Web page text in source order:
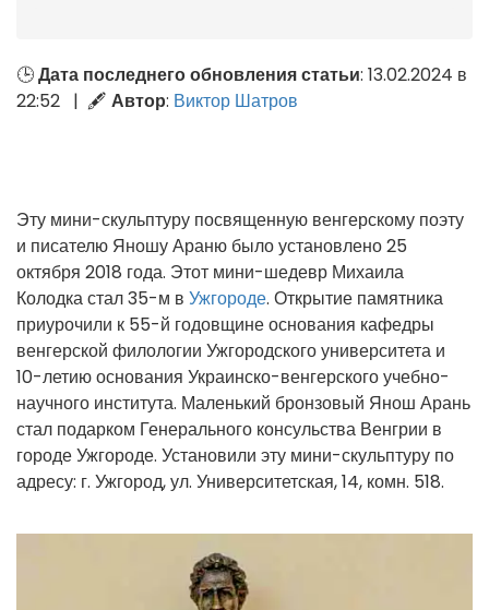
🕒Дата последнего обновления статьи: 13.02.2024 в
22:52 | 🖋 Автор: Виктор Шатров
Эту мини-скульптуру посвященную венгерскому поэту
и писателю Яношу Араню было установлено 25
октября 2018 года. Этот мини-шедевр Михаила
Колодка стал 35-м в Ужгороде. Открытие памятника
приурочили к 55-й годовщине основания кафедры
венгерской филологии Ужгородского университета и
10-летию основания Украинско-венгерского учебно-
научного института. Маленький бронзовый Янош Арань
стал подарком Генерального консульства Венгрии в
городе Ужгороде. Установили эту мини-скульптуру по
адресу: г. Ужгород, ул. Университетская, 14, комн. 518.